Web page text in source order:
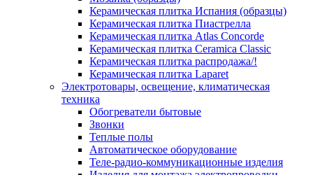
Керамическая плитка Испания (образцы)
Керамическая плитка Пиастрелла
Керамическая плитка Atlas Concorde
Керамическая плитка Ceramica Classic
Керамическая плитка распродажа/!
Керамическая плитка Laparet
Электротовары, освещение, климатическая
техника
Обогреватели бытовые
Звонки
Теплые полы
Автоматическое оборудование
Теле-радио-коммуникационные изделия